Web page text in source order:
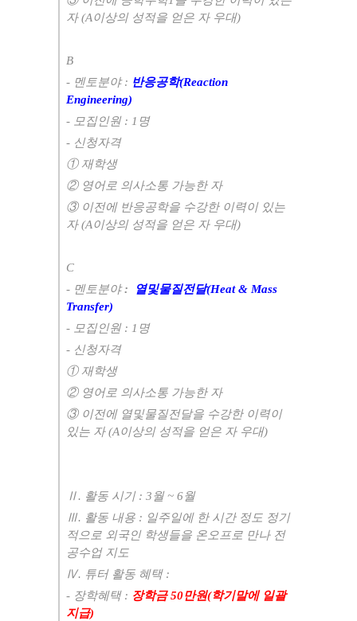
자(A이상의 성적을 얻은 자 우대)
B
- 멘토분야: 반응공학(Reaction
Engineering)
- 모집인원 : 1 명
- 신청자격
① 재학생
② 영어로 의사소통 가능한 자
③ 이전에 반응공학을 수강한 이력이 있는
자(A이상의 성적을 얻은 자 우대)
C
- 멘토분야: 열및물질전달(Heat & Mass
Transfer)
- 모집인원 : 1 명
- 신청자격
① 재학생
② 영어로 의사소통 가능한 자
③ 이전에 열및물질전달을 수강한 이력이
있는 자(A이상의 성적을 얻은 자 우대)
Ⅱ. 활동 시기 : 3월~ 6월
Ⅲ. 활동 내용 : 일주일에 한 시간 정도 정기
적으로 외국인 학생들을 온오프로 만나 전
공수업 지도
Ⅳ. 튜터 활동 혜택 :
- 장학혜택 : 장학금50만원(학기말에 일괄
지급)